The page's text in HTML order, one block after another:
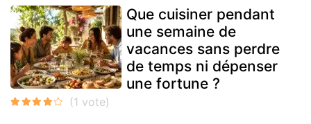
Que cuisiner pendant
une semaine de
vacances sans perdre
de temps ni dépenser
une fortune ?